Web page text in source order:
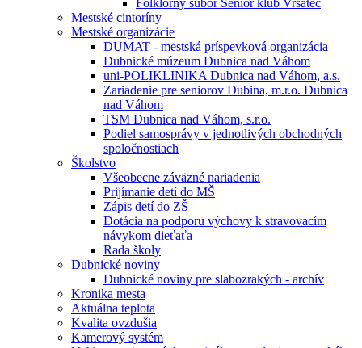
Folklórny súbor Senior klub Vršatec
Mestské cintoríny
Mestské organizácie
DUMAT - mestská príspevková organizácia
Dubnické múzeum Dubnica nad Váhom
uni-POLIKLINIKA Dubnica nad Váhom, a.s.
Zariadenie pre seniorov Dubina, m.r.o. Dubnica
nad Váhom
TSM Dubnica nad Váhom, s.r.o.
Podiel samosprávy v jednotlivých obchodných
spoločnostiach
Školstvo
Všeobecne záväzné nariadenia
Prijímanie detí do MŠ
Zápis detí do ZŠ
Dotácia na podporu výchovy k stravovacím
návykom dieťaťa
Rada školy
Dubnické noviny
Dubnické noviny pre slabozrakých - archív
Kronika mesta
Aktuálna teplota
Kvalita ovzdušia
Kamerový systém